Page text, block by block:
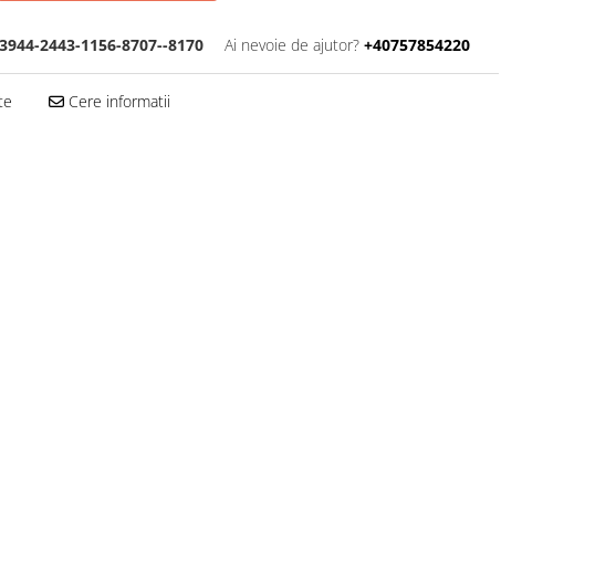
2443-1156-8707--8170 Ai nevoie de ajutor? +40757854220
Cere informatii